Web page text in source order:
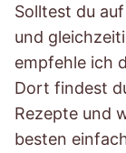
Solltest du
und
empfehle ich
Dort findest
Rezepte und
besten